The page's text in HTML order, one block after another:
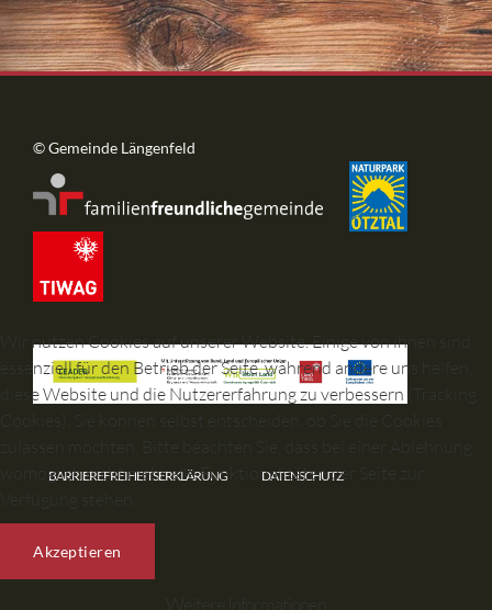
© Gemeinde Längenfeld
BARRIEREFREIHEITSERKLÄRUNG DATENSCHUTZ
Wir nutzen Cookies auf unserer Website. Einige von ihnen sind
essenziell für den Betrieb der Seite, während andere uns helfen,
diese Website und die Nutzererfahrung zu verbessern (Tracking
Cookies). Sie können selbst entscheiden, ob Sie die Cookies
zulassen möchten. Bitte beachten Sie, dass bei einer Ablehnung
womöglich nicht mehr alle Funktionalitäten der Seite zur
Verfügung stehen.
Akzeptieren
Weitere Informationen